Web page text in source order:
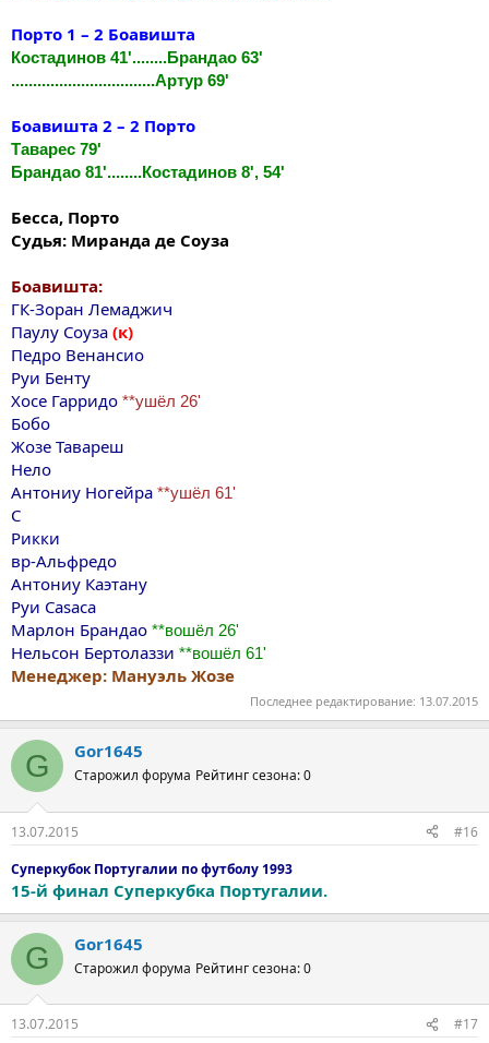
Порто 1 – 2 Боавишта
Костадинов 41'........Брандао 63'
.................................Артур 69'
Боавишта 2 – 2 Порто
Таварес 79'
Брандао 81'........Костадинов 8', 54'
Бесса, Порто
Судья: Миранда де Соуза
Боавишта:
ГК-Зоран Лемаджич
Паулу Соуза (к)
Педро Венансио
Руи Бенту
Хосе Гарридо **ушёл 26'
Бобо
Жозе Тавареш
Нело
Антониу Ногейра **ушёл 61'
С
Рикки
вр-Альфредо
Антониу Каэтану
Руи Casaca
Марлон Брандао **вошёл 26'
Нельсон Бертолаззи **вошёл 61'
Менеджер: Мануэль Жозе
Последнее редактирование: 13.07.2015
G Gor1645
Старожил форума Рейтинг сезона: 0
13.07.2015
#16
Суперкубок Португалии по футболу 1993
15-й финал Суперкубка Португалии.
G Gor1645
Старожил форума Рейтинг сезона: 0
13.07.2015
#17